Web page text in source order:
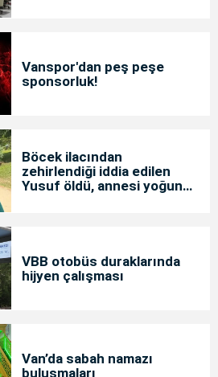
Vanspor'dan peş peşe
sponsorluk!
Böcek ilacından
zehirlendiği iddia edilen
Yusuf öldü, annesi yoğun
VBB otobüs duraklarında
hijyen çalışması
Van’da sabah namazı
buluşmaları